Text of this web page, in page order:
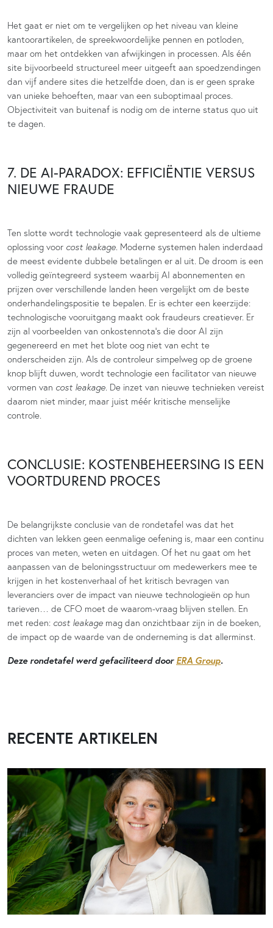
Het gaat er niet om te vergelijken op het niveau van kleine
kantoorartikelen, de spreekwoordelijke pennen en potloden,
maar om het ontdekken van afwijkingen in processen. Als één
site bijvoorbeeld structureel meer uitgeeft aan spoedzendingen
dan vijf andere sites die hetzelfde doen, dan is er geen sprake
van unieke behoeften, maar van een suboptimaal proces.
Objectiviteit van buitenaf is nodig om de interne status quo uit
te dagen.
7. DE AI-PARADOX: EFFICIËNTIE VERSUS
NIEUWE FRAUDE
Ten slotte wordt technologie vaak gepresenteerd als de ultieme
oplossing voor cost leakage . Moderne systemen halen inderdaad
de meest evidente dubbele betalingen er al uit. De droom is een
volledig geïntegreerd systeem waarbij AI abonnementen en
prijzen over verschillende landen heen vergelijkt om de beste
onderhandelingspositie te bepalen. Er is echter een keerzijde:
technologische vooruitgang maakt ook fraudeurs creatiever. Er
zijn al voorbeelden van onkostennota’s die door AI zijn
gegenereerd en met het blote oog niet van echt te
onderscheiden zijn. Als de controleur simpelweg op de groene
knop blijft duwen, wordt technologie een facilitator van nieuwe
vormen van cost leakage . De inzet van nieuwe technieken vereist
daarom niet minder, maar juist méér kritische menselijke
controle.
CONCLUSIE: KOSTENBEHEERSING IS EEN
VOORTDUREND PROCES
De belangrijkste conclusie van de rondetafel was dat het
dichten van lekken geen eenmalige oefening is, maar een continu
proces van meten, weten en uitdagen. Of het nu gaat om het
aanpassen van de beloningsstructuur om medewerkers mee te
krijgen in het kostenverhaal of het kritisch bevragen van
leveranciers over de impact van nieuwe technologieën op hun
tarieven… de CFO moet de waarom-vraag blijven stellen. En
met reden: cost leakage mag dan onzichtbaar zijn in de boeken,
de impact op de waarde van de onderneming is dat allerminst.
Deze rondetafel werd gefaciliteerd door ERA Group.
RECENTE ARTIKELEN